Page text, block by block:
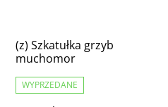
(z) Szkatułka grzyb
muchomor
WYPRZEDANE